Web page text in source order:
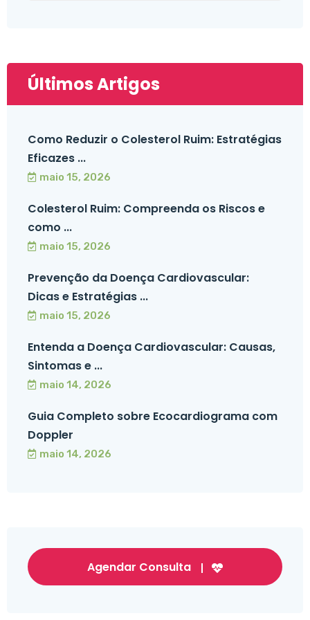
Últimos Artigos
Como Reduzir o Colesterol Ruim: Estratégias
Eficazes ...
maio 15, 2026
Colesterol Ruim: Compreenda os Riscos e
como ...
maio 15, 2026
Prevenção da Doença Cardiovascular:
Dicas e Estratégias ...
maio 15, 2026
Entenda a Doença Cardiovascular: Causas,
Sintomas e ...
maio 14, 2026
Guia Completo sobre Ecocardiograma com
Doppler
maio 14, 2026
Agendar Consulta